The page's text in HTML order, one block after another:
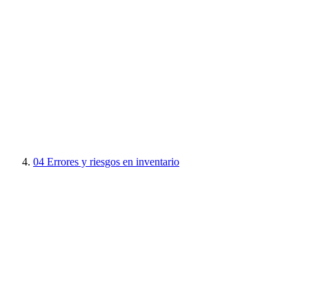
04 Errores y riesgos en inventario